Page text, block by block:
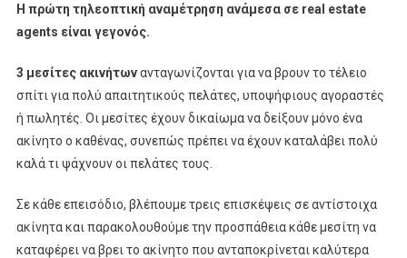
Ή
Σπίτι;
Έλα
Στο
FLAT
Η πρώτη τηλεοπτική αναμέτρηση ανάμεσα σε real estate
agents είναι γεγονός.
3 μεσίτες ακινήτωνανταγωνίζονται για να βρουν το τέλειο
σπίτι για πολύ απαιτητικούς πελάτες, υποψήφιους αγοραστές
ή πωλητές. Οι μεσίτες έχουν δικαίωμα να δείξουν μόνο ένα
ακίνητο ο καθένας, συνεπώς πρέπει να έχουν καταλάβει πολύ
καλά τι ψάχνουν οι πελάτες τους.
Σε κάθε επεισόδιο, βλέπουμε τρεις επισκέψεις σε αντίστοιχα
ακίνητα και παρακολουθούμε την προσπάθεια κάθε μεσίτη να
καταφέρει να βρει το ακίνητο που ανταποκρίνεται καλύτερα